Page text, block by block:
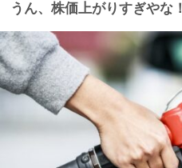
うん、株価上がりすぎやな！